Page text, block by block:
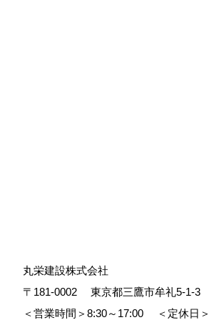
丸栄建設株式会社
〒181-0002
東京都三鷹市牟礼5-1-3
＜営業時間＞8:30～17:00
＜定休日